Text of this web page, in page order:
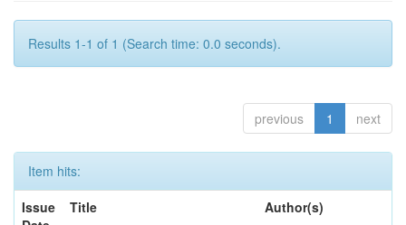
Results 1-1 of 1 (Search time: 0.0 seconds).
previous 1 next
Item hits:
Issue
Title Author(s)